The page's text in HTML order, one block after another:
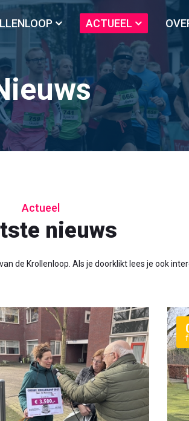
ACTUEEL
Actueel
nieuws
de Krollenloop. Als je doorklikt lees je ook